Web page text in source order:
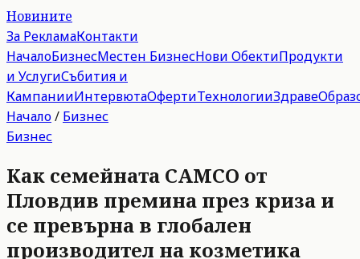
Новините
За РекламаКонтакти
НачалоБизнесМестен БизнесНови ОбектиПродукти
и УслугиСъбития и
КампанииИнтервютаОфертиТехнологииЗдраве
Начало/ Бизнес
Бизнес
Как семейната CAMCO от
Пловдив премина през криза и
се превърна в глобален
производител на козметика